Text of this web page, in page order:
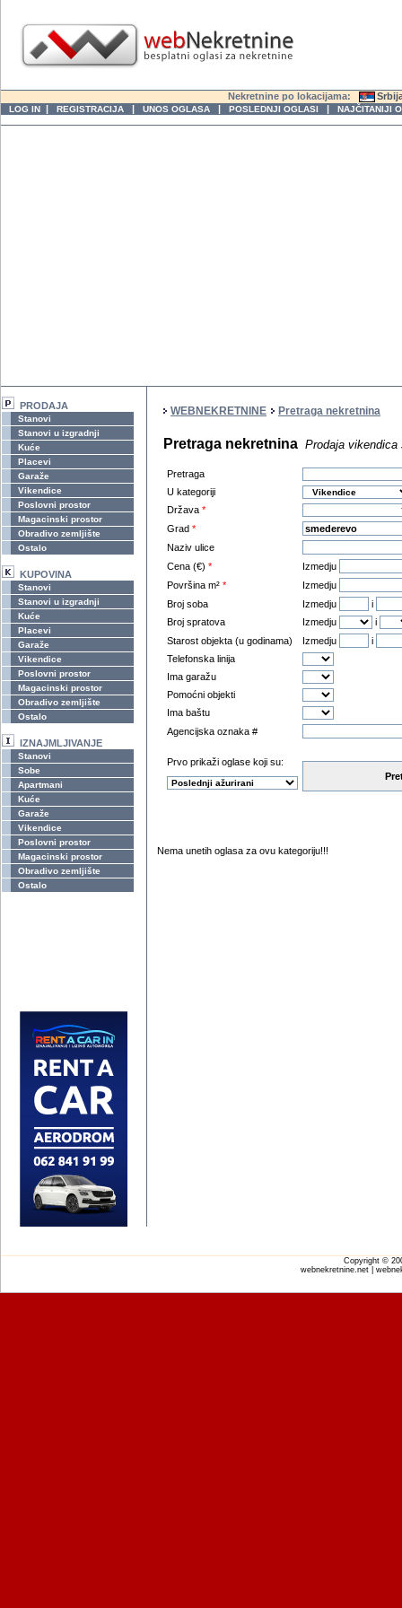
Nekretnine po lokacijama:
LOG IN | REGISTRACIJA | UNOS OGLASA | POSLEDNJI OGLASI | NAJČITANIJI
PRODAJA
Stanovi
Stanovi u izgradnji
Kuće
Placevi
Garaže
Vikendice
Poslovni prostor
Magacinski prostor
Obradivo zemljište
Ostalo
KUPOVINA
Stanovi
Stanovi u izgradnji
Kuće
Placevi
Garaže
Vikendice
Poslovni prostor
Magacinski prostor
Obradivo zemljište
Ostalo
IZNAJMLJIVANJE
Stanovi
Sobe
Apartmani
Kuće
Garaže
Vikendice
Poslovni prostor
Magacinski prostor
Obradivo zemljište
Ostalo
WEBNEKRETNINE Pretraga nekretnina
Pretraga nekretnina Prodaja vikendica
Pretraga
U kategoriji
Država *
Grad *
Naziv ulice
Cena (€) *
Izmedju
Površina m² *
Izmedju
Broj soba
Izmedju
i
Broj spratova
Izmedju
i
Starost objekta (u godinama)
Izmedju
i
Telefonska linija
Ima garažu
Pomoćni objekti
Ima baštu
Agencijska oznaka #
Prvo prikaži oglase koji su:
Nema unetih oglasa za ovu kategoriju!!!
Copyright ©
webnekretnine.net |